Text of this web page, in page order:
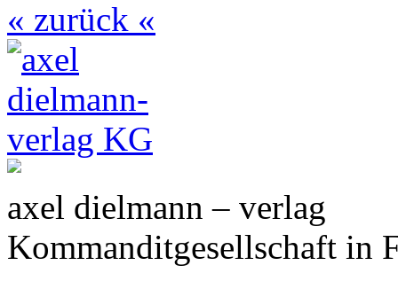
« zurück «
axel dielmann – verlag
Kommanditgesellschaft in